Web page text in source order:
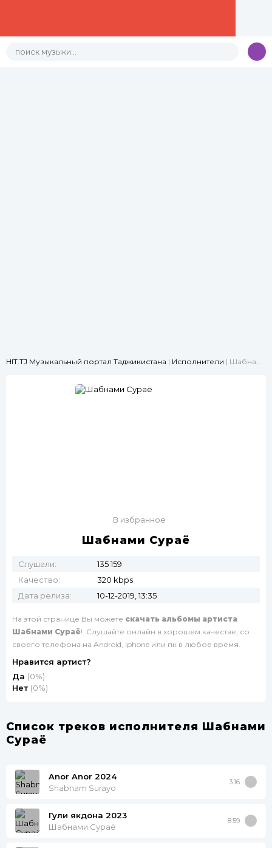
HIT.TJ Музыкальный портал Таджикистана | Исполнители | Шабнами Сураё
В избранное
Шабнами Сураё
Слушали:
135 159
Качество:
320 kbps
Дата релиза:
10-12-2019, 13:35
На этой странице Вы можете скачать альбомы артиста
Шабнами Сураё!. Слушайте онлайн в хорошем качестве, со
своего телефона на Android, iphone или пк в любое время.
Нравится артист?
Да (0%)
Нет (0%)
Список треков исполнителя Шабнами
Сураё
Anor Anor 2024
Shabnam Surayo
3:16
Гули якдона 2023
Шабнами Сураё
8:59